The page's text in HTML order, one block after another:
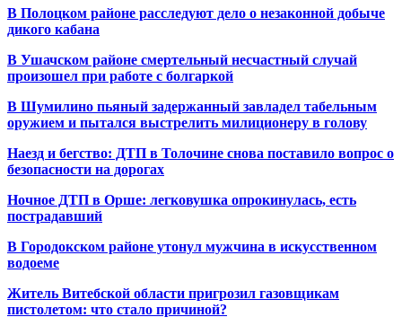
В Полоцком районе расследуют дело о незаконной добыче
дикого кабана
В Ушачском районе смертельный несчастный случай
произошел при работе с болгаркой
В Шумилино пьяный задержанный завладел табельным
оружием и пытался выстрелить милиционеру в голову
Наезд и бегство: ДТП в Толочине снова поставило вопрос о
безопасности на дорогах
Ночное ДТП в Орше: легковушка опрокинулась, есть
пострадавший
В Городокском районе утонул мужчина в искусственном
водоеме
Житель Витебской области пригрозил газовщикам
пистолетом: что стало причиной?